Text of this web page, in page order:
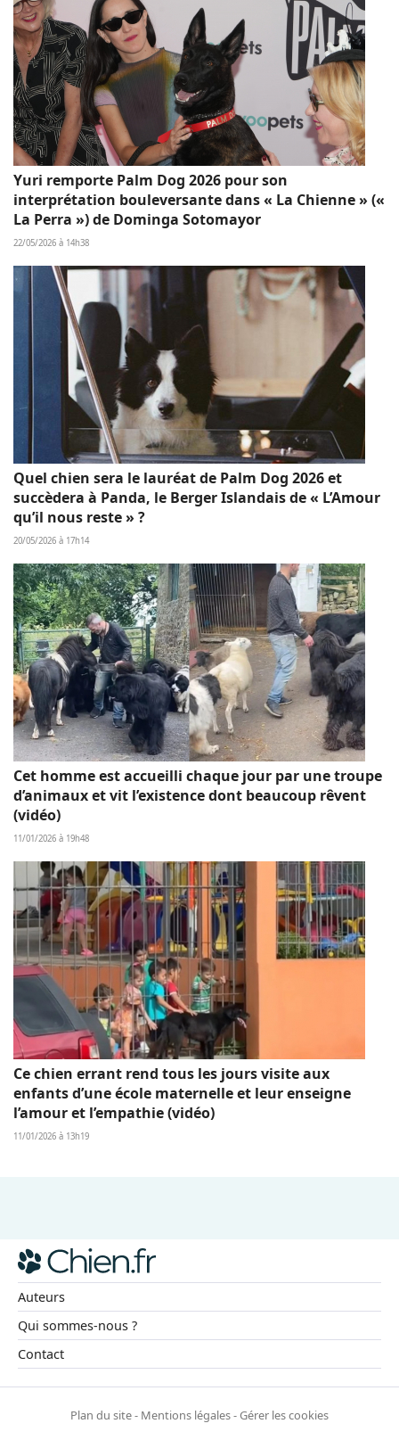
Yuri remporte Palm Dog 2026 pour son
interprétation bouleversante dans « La Chienne » («
La Perra ») de Dominga Sotomayor
22/05/2026 à 14h38
Quel chien sera le lauréat de Palm Dog 2026 et
succèdera à Panda, le Berger Islandais de « L’Amour
qu’il nous reste » ?
20/05/2026 à 17h14
Cet homme est accueilli chaque jour par une troupe
d’animaux et vit l’existence dont beaucoup rêvent
(vidéo)
11/01/2026 à 19h48
Ce chien errant rend tous les jours visite aux
enfants d’une école maternelle et leur enseigne
l’amour et l’empathie (vidéo)
11/01/2026 à 13h19
Auteurs
Qui sommes-nous ?
Contact
Plan du site- Mentions légales-Gérer les cookies